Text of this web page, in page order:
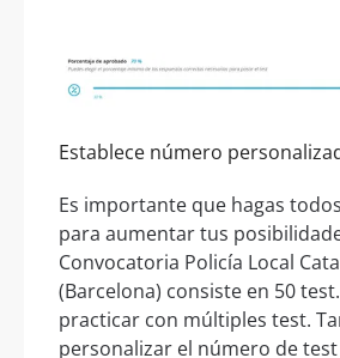
Establece número
Es importante que hagas
para aumentar tus
Convocatoria Policía Local
(Barcelona) consiste en 50
practicar con múltiples test.
personalizar el número de